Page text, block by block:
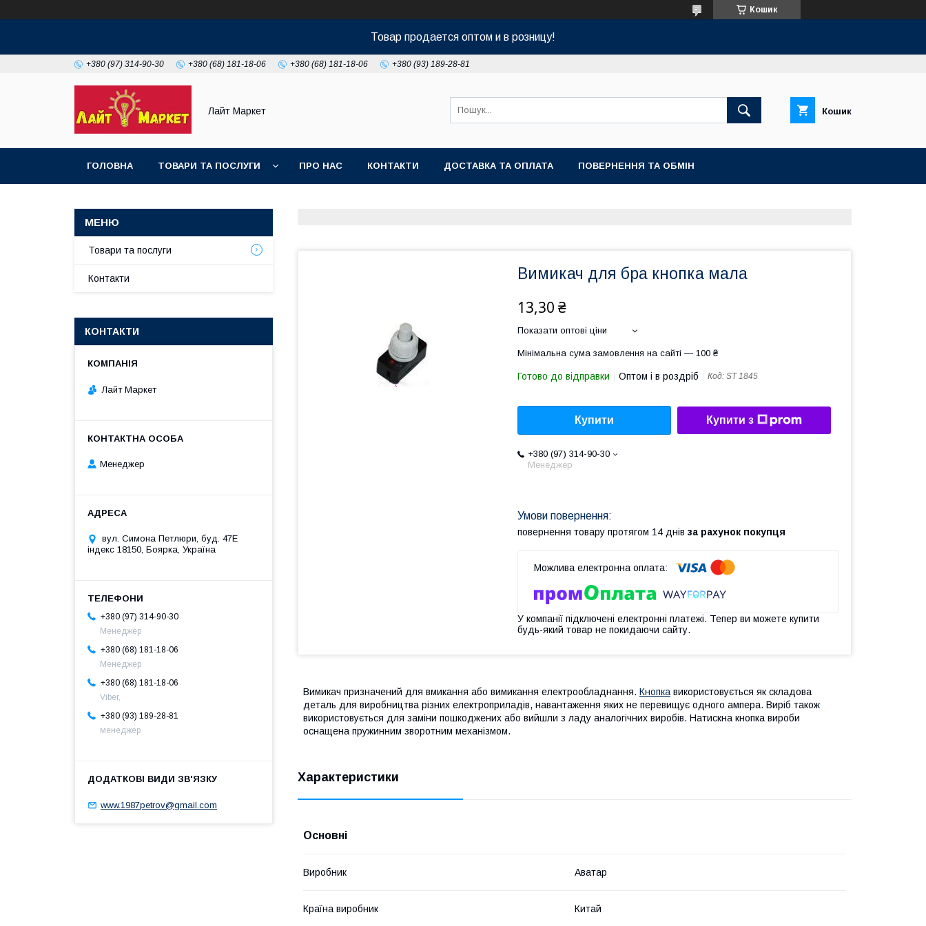
Кошик
Товар продается оптом и в розницу!
+380 (97) 314-90-30 +380 (68) 181-18-06 +380 (68) 181-18-06 +380 (93) 189-28-81
Лайт Маркет Кошик
ГОЛОВНА ТОВАРИ ТА ПОСЛУГИ ПРО НАС КОНТАКТИ ДОСТАВКА ТА ОПЛАТА ПОВЕРНЕННЯ ТА ОБМІН
Вимикач для бра кнопка мала
13,30 ₴
Показати оптові ціни
Мінімальна сума замовлення на сайті — 100 ₴
Готово до відправки Оптом і в роздріб Код: ST 1845
Купити Купити з
+380 (97) 314-90-30
Менеджер
повернення товару протягом 14 днів за рахунок покупця
У компанії підключені електронні платежі. Тепер ви можете купити
будь-який товар не покидаючи сайту.
Вимикач призначений для вмикання або вимикання електрообладнання. Кнопка використовується як складова
деталь для виробництва різних електроприладів, навантаження яких не перевищує одного ампера. Виріб також
використовується для заміни пошкоджених або вийшли з ладу аналогічних виробів. Натискна кнопка вироби
оснащена пружинним зворотним механізмом.
Характеристики
Основні
Виробник Аватар
Країна виробник Китай
Товари та послуги
Контакти
КОНТАКТИ
Лайт Маркет
Менеджер
вул. Симона Петлюри, буд. 47Е
індекс 18150, Боярка, Україна
+380 (97) 314-90-30
Менеджер
+380 (68) 181-18-06
Менеджер
+380 (68) 181-18-06
Viber,
+380 (93) 189-28-81
менеджер
www.1987petrov@gmail.com